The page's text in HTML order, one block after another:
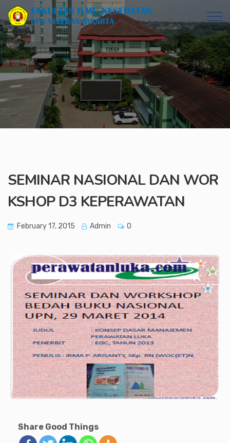
SEMINAR NASIONAL DAN WOR
KSHOP D3 KEPERAWATAN
February 17, 2015 Admin 0
Share Good Things